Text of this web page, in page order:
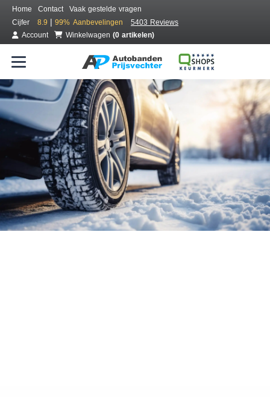
Home Contact
Vaak gestelde vragen
Cijfer
8.9 | 99% Aanbevelingen
5403 Reviews
Account
Winkelwagen (0 artikelen)
Bestel voordelig winterbanden
Gratis bezorgd of montage bij jou in de buurt
Seizoen:
Merken: